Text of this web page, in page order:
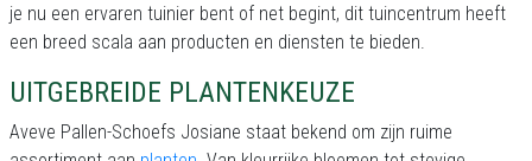
je nu een ervaren tuinier bent of net begint, dit tuincentrum heeft
een breed scala aan producten en diensten te bieden.
UITGEBREIDE PLANTENKEUZE
Aveve Pallen-Schoefs Josiane staat bekend om zijn ruime